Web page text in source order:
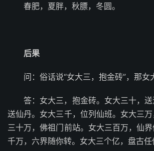
春肥，夏胖，秋膘，冬圆。
后果
问：俗话说“女大三，抱金砖”，那女
答：女大三，抱金砖。女大三十，送
送仙丹。女大三千，位列仙班。女大三
三十万，佛祖门前站。女大三百万，仙
千万，六界随你转。女大三个亿，盘古任